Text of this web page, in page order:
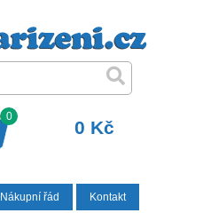
0
0 Kč
Nákupní řád Kontakt